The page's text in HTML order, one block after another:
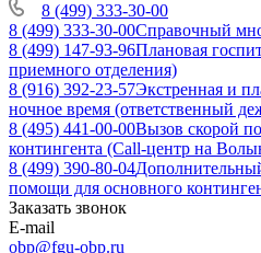
8 (499) 333-30-00
8 (499) 333-30-00Справочный
8 (499) 147-93-96Плановая
приемного отделения)
8 (916) 392-23-57Экстренная и
ночное время (ответственный
8 (495) 441-00-00Вызов скорой
контингента (Call-центр на
8 (499) 390-80-04
помощи для основного
Заказать звонок
E-mail
obp@fgu-obp.ru